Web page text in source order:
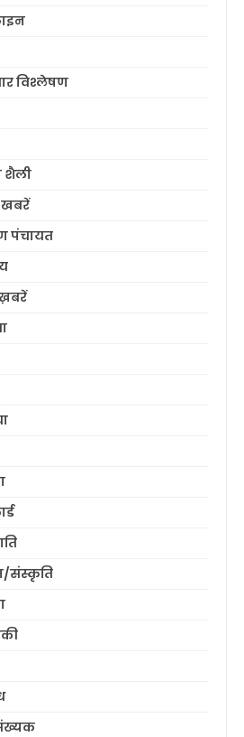
विश्लेषण
शैली
खबरें
पंचायत
संस्कृति